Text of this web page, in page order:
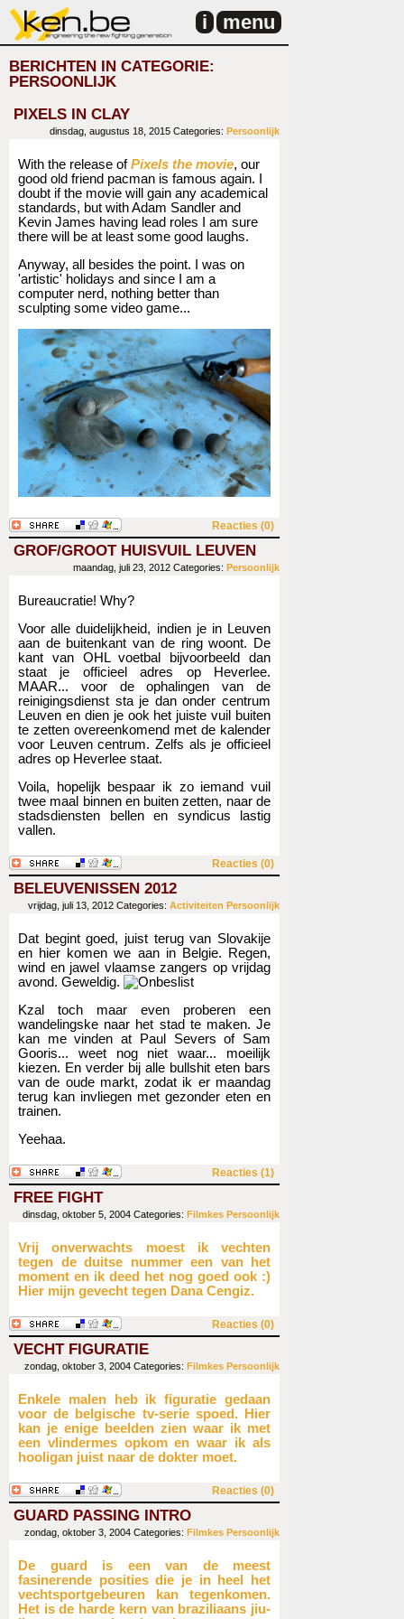
i menu
BERICHTEN IN CATEGORIE:
PERSOONLIJK
PIXELS IN CLAY
dinsdag, augustus 18, 2015 Categories: Persoonlijk
With the release ofPixels the movie, our
good old friend pacman is famous again. I
doubt if the movie will gain any academical
standards, but with Adam Sandler and
Kevin James having lead roles I am sure
there will be at least some good laughs.
Anyway, all besides the point. I was on
'artistic' holidays and since I am a
computer nerd, nothing better than
sculpting some video game...
Reacties (0)
GROF/GROOT HUISVUIL LEUVEN
maandag, juli 23, 2012 Categories: Persoonlijk
Bureaucratie! Why?
Voor alle duidelijkheid, indien je in Leuven
aan de buitenkant van de ring woont. De
kant van OHL voetbal bijvoorbeeld dan
staat je officieel adres op Heverlee.
MAAR... voor de ophalingen van de
reinigingsdienst sta je dan onder centrum
Leuven en dien je ook het juiste vuil buiten
te zetten overeenkomend met de kalender
voor Leuven centrum. Zelfs als je officieel
adres op Heverlee staat.
Voila, hopelijk bespaar ik zo iemand vuil
twee maal binnen en buiten zetten, naar de
stadsdiensten bellen en syndicus lastig
vallen.
Reacties (0)
BELEUVENISSEN 2012
vrijdag, juli 13, 2012 Categories: Activiteiten Persoonlijk
Dat begint goed, juist terug van Slovakije
en hier komen we aan in Belgie. Regen,
wind en jawel vlaamse zangers op vrijdag
avond. Geweldig.
Kzal toch maar even proberen een
wandelingske naar het stad te maken. Je
kan me vinden at Paul Severs of Sam
Gooris... weet nog niet waar... moeilijk
kiezen. En verder bij alle bullshit eten bars
van de oude markt, zodat ik er maandag
terug kan invliegen met gezonder eten en
trainen.
Yeehaa.
Reacties (1)
FREE FIGHT
dinsdag, oktober 5, 2004 Categories: Filmkes Persoonlijk
Vrij onverwachts moest ik vechten
tegen de duitse nummer een van het
moment en ik deed het nog goed ook :)
Hier mijn gevecht tegen Dana Cengiz.
Reacties (0)
VECHT FIGURATIE
zondag, oktober 3, 2004 Categories: Filmkes Persoonlijk
Enkele malen heb ik figuratie gedaan
voor de belgische tv-serie spoed. Hier
kan je enige beelden zien waar ik met
een vlindermes opkom en waar ik als
hooligan juist naar de dokter moet.
Reacties (0)
GUARD PASSING INTRO
zondag, oktober 3, 2004 Categories: Filmkes Persoonlijk
De guard is een van de meest
fasinerende posities die je in heel het
vechtsportgebeuren kan tegenkomen.
Het is de harde kern van braziliaans jiu-